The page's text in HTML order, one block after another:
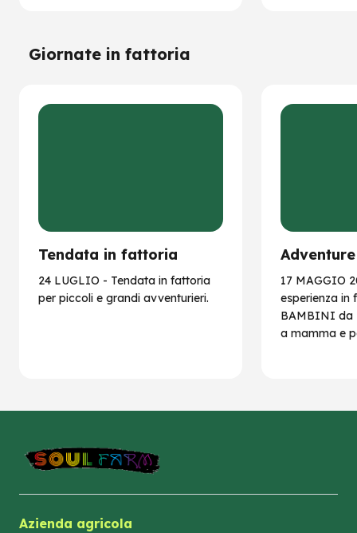
Giornate in fattoria
Tendata in fattoria
24 LUGLIO - Tendata in fattoria
per piccoli e grandi avventurieri.
17 MAGGIO
esperienza in
BAMBINI da
a mamma e
Azienda agricola